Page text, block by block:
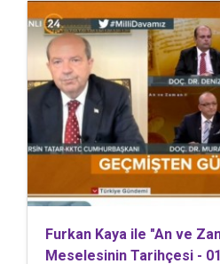
Furkan Kaya ile "An ve
Meselesinin Tarihçesi -